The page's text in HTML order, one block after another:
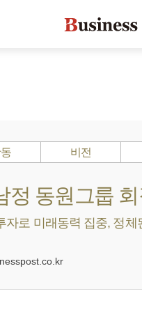
비전
정 동원그룹
자로 미래동력 집중, 정